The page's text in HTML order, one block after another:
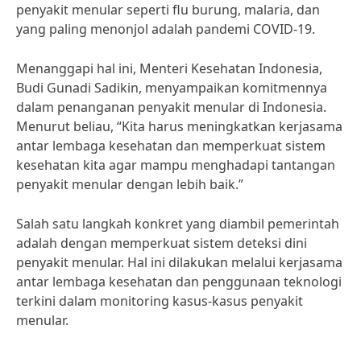
penyakit menular seperti flu burung, malaria, dan
yang paling menonjol adalah pandemi COVID-19.
Menanggapi hal ini, Menteri Kesehatan Indonesia,
Budi Gunadi Sadikin, menyampaikan komitmennya
dalam penanganan penyakit menular di Indonesia.
Menurut beliau, “Kita harus meningkatkan kerjasama
antar lembaga kesehatan dan memperkuat sistem
kesehatan kita agar mampu menghadapi tantangan
penyakit menular dengan lebih baik.”
Salah satu langkah konkret yang diambil pemerintah
adalah dengan memperkuat sistem deteksi dini
penyakit menular. Hal ini dilakukan melalui kerjasama
antar lembaga kesehatan dan penggunaan teknologi
terkini dalam monitoring kasus-kasus penyakit
menular.